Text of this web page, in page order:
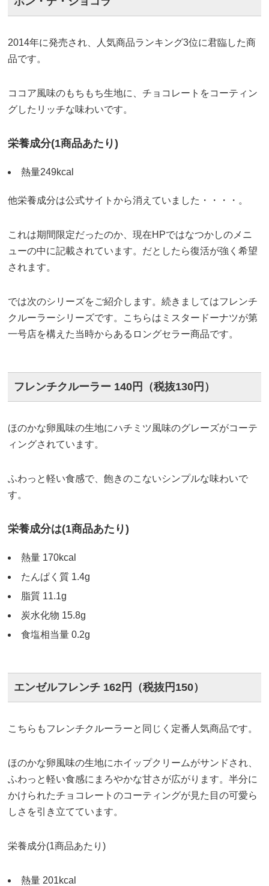
2014年に発売され、人気商品ランキング3位に君臨した商
品です。
ココア風味のもちもち生地に、チョコレートをコーティン
グしたリッチな味わいです。
栄養成分(1商品あたり)
熱量249kcal
他栄養成分は公式サイトから消えていました・・・・。
これは期間限定だったのか、現在HPではなつかしのメニ
ューの中に記載されています。だとしたら復活が強く希望
されます。
では次のシリーズをご紹介します。続きましてはフレンチ
クルーラーシリーズです。こちらはミスタードーナツが第
一号店を構えた当時からあるロングセラー商品です。
フレンチクルーラー 140円（税抜130円）
ほのかな卵風味の生地にハチミツ風味のグレーズがコーテ
ィングされています。
ふわっと軽い食感で、飽きのこないシンプルな味わいで
す。
栄養成分は(1商品あたり)
熱量 170kcal
たんぱく質 1.4g
脂質 11.1g
炭水化物 15.8g
食塩相当量 0.2g
エンゼルフレンチ 162円（税抜円150）
こちらもフレンチクルーラーと同じく定番人気商品です。
ほのかな卵風味の生地にホイップクリームがサンドされ、
ふわっと軽い食感にまろやかな甘さが広がります。半分に
かけられたチョコレートのコーティングが見た目の可愛ら
しさを引き立てています。
栄養成分(1商品あたり)
熱量 201kcal